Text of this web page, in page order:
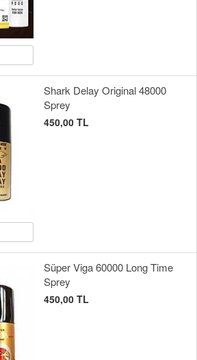
Shark Delay Original 48000
Sprey
450,00 TL
Süper Viga 60000 Long Time
Sprey
450,00 TL